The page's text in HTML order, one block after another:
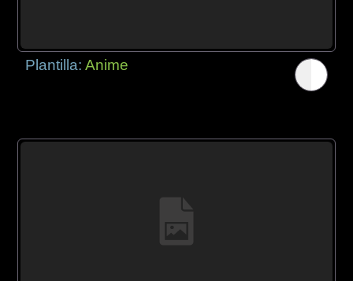
Plantilla:Anime